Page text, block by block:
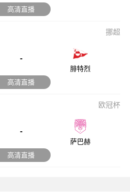
高清直播
挪超
-
腓特烈
高清直播
欧冠杯
-
萨巴赫
高清直播